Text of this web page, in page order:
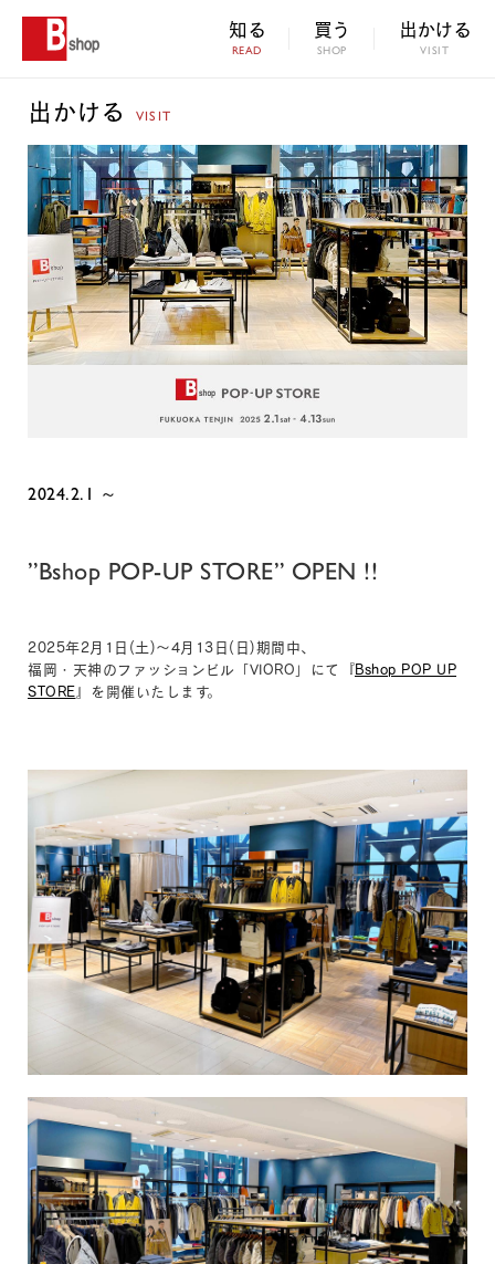
知る
READ
買う
SHOP
出かける
VISIT
出かける VISIT
2024.2.1 ～
”Bshop POP-UP STORE” OPEN !!
2025年2月1日(土)〜4月13日(日)期間中、
福岡・天神のファッションビル「VIORO」にて『Bshop POP UP
STORE 』を開催いたします。